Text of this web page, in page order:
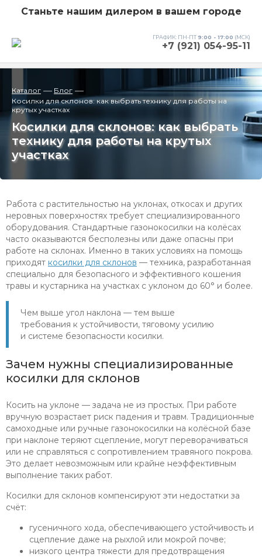
Станьте нашим дилером в вашем городе
+7 (921) 054-95-11
ГРАФИК: ПН-ПТ9:00 - 17:00 (МСК)
Каталог — Блог —
Косилки для склонов: как выбрать технику для работы на
крутых участках
Косилки для склонов: как выбрать
технику для работы на крутых
участках
Работа с растительностью на уклонах, откосах и других
неровных поверхностях требует специализированного
оборудования. Стандартные газонокосилки на колёсах
часто оказываются бесполезны или даже опасны при
работе на склонах. Именно в таких условиях на помощь
приходят косилки для склонов — техника, разработанная
специально для безопасного и эффективного кошения
травы и кустарника на участках с уклоном до 60° и более.
Чем выше угол наклона — тем выше
требования к устойчивости, тяговому усилию
и системе безопасности косилки.
Зачем нужны специализированные
косилки для склонов
Косить на уклоне — задача не из простых. При работе
вручную возрастает риск падения и травм. Традиционные
самоходные или ручные газонокосилки на колёсной базе
при наклоне теряют сцепление, могут переворачиваться
или не справляться с сопротивлением травяного покрова.
Это делает невозможным или крайне неэффективным
выполнение таких работ.
Косилки для склонов компенсируют эти недостатки за
счёт:
гусеничного хода, обеспечивающего устойчивость и
сцепление даже на рыхлой или мокрой почве;
низкого центра тяжести для предотвращения